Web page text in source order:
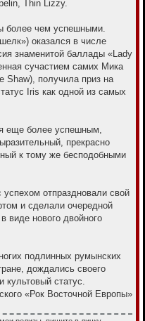
Thin Lizzy.
более чем успешными.
оказался в числе
знаменитой баллады «Lady
сучастием самих Мика
Shaw), получила приз на
Iris как одной из самых
еще более успешным,
прекрасно
к тому же бесподобными
отпраздновали свой
и сделали очередной
виде нового двойного
подлинных румынских
дождались своего
культовый статус.
«Рок Восточной Европы»